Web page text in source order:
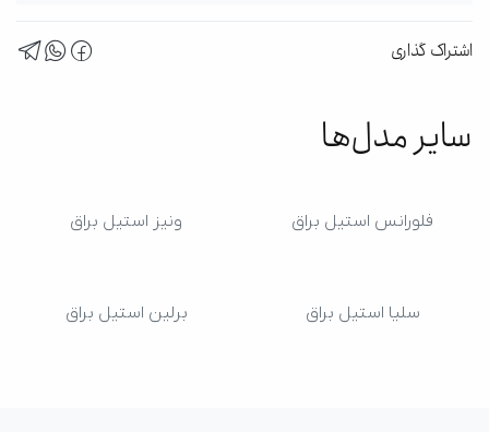
اشتراک گذاری
سایر مدل‌ها
فلورانس استیل براق ونیز استیل براق
سلیا استیل براق برلین استیل براق